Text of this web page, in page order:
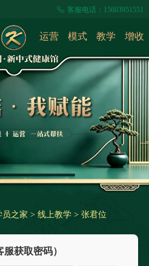
客服电话：15603951551
运营 模式 教学 增收
员之家 > 线上教学 > 张君位
获取密码）